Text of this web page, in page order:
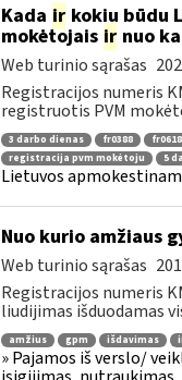
Kada irkokiu būdu
mokėtojais irnuo
Web turinio sąrašas
Registracijos numeris
registruotis PVM
3 darbo dienas fr0388 fr0618
registracija pvm mokėtoju
5
Lietuvos
Nuo kurio amžiaus
Web turinio sąrašas
Registracijos numeris
liudijimas išduodamas
amžius gpm išdavimas
» Pajamos iš verslo/